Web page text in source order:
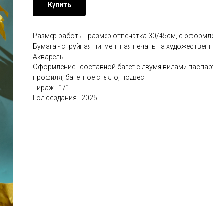
Купить
Размер работы - размер отпечатка 30/45см, с
Бумага - струйная пигментная печать на
Акварель
Оформление - составной багет с двумя видами
профиля, багетное стекло, подвес
Тираж - 1/1
Год создания - 2025